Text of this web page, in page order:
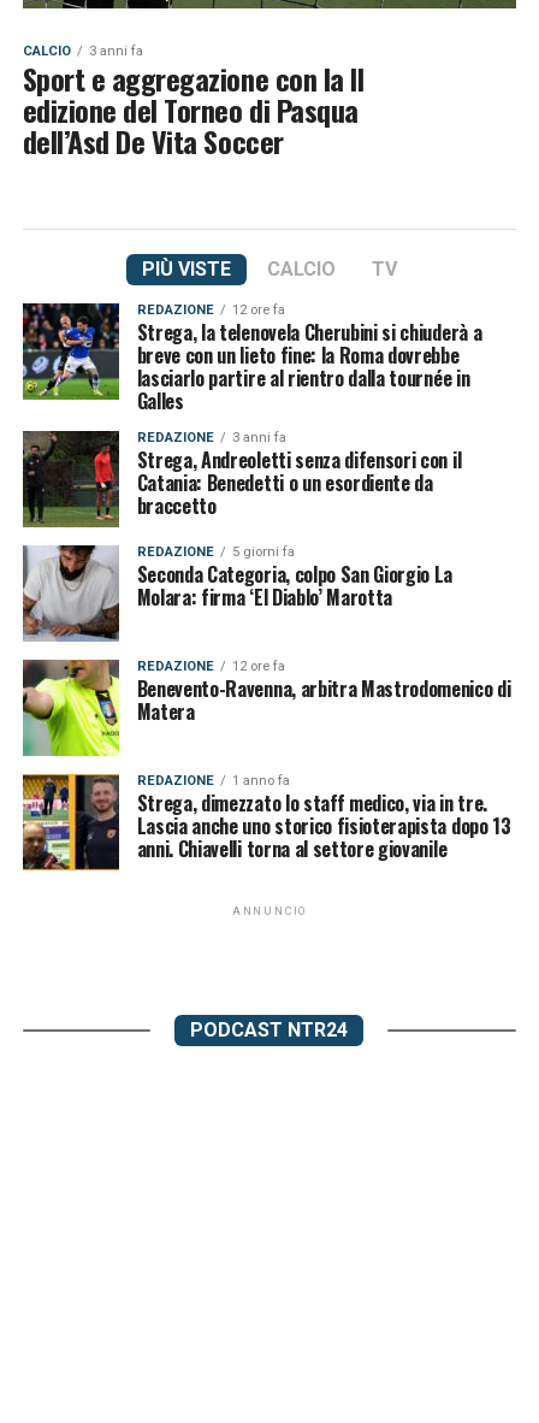
CALCIO 3 anni fa
Sport e aggregazione con la II
edizione del Torneo di Pasqua
dell’Asd De Vita Soccer
PIÙ VISTE CALCIO TV
REDAZIONE 12 ore fa
Strega, la telenovela Cherubini si chiuderà a
breve con un lieto fine: la Roma dovrebbe
lasciarlo partire al rientro dalla tournée in
Galles
REDAZIONE 3 anni fa
Strega, Andreoletti senza difensori con il
Catania: Benedetti o un esordiente da
braccetto
REDAZIONE 5 giorni fa
Seconda Categoria, colpo San Giorgio La
Molara: firma ‘El Diablo’ Marotta
REDAZIONE 12 ore fa
Benevento-Ravenna, arbitra Mastrodomenico di
Matera
REDAZIONE 1 anno fa
Strega, dimezzato lo staff medico, via in tre.
Lascia anche uno storico fisioterapista dopo 13
anni. Chiavelli torna al settore giovanile
ANNUNCIO
PODCAST NTR24